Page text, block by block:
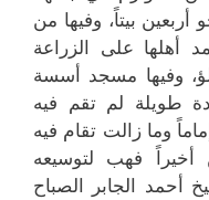
أربعين بيتاً، وفيها من
أهلها على الزراعة
وفيها مسجد أسسة
طويلة لم تقم فيه
وما زالت تقام فيه
فهب لتوسيعه
أحمد الجابر الصباح